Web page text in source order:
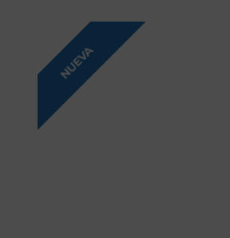
NUEVA